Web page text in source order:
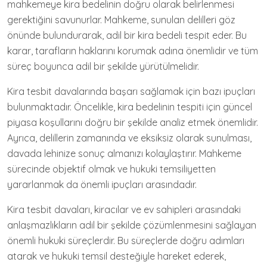
mahkemeye kira bedelinin doğru olarak belirlenmesi
gerektiğini savunurlar. Mahkeme, sunulan delilleri göz
önünde bulundurarak, adil bir kira bedeli tespit eder. Bu
karar, tarafların haklarını korumak adına önemlidir ve tüm
süreç boyunca adil bir şekilde yürütülmelidir.
Kira tesbit davalarında başarı sağlamak için bazı ipuçları
bulunmaktadır. Öncelikle, kira bedelinin tespiti için güncel
piyasa koşullarını doğru bir şekilde analiz etmek önemlidir.
Ayrıca, delillerin zamanında ve eksiksiz olarak sunulması,
davada lehinize sonuç almanızı kolaylaştırır. Mahkeme
sürecinde objektif olmak ve hukuki temsiliyetten
yararlanmak da önemli ipuçları arasındadır.
Kira tesbit davaları, kiracılar ve ev sahipleri arasındaki
anlaşmazlıkların adil bir şekilde çözümlenmesini sağlayan
önemli hukuki süreçlerdir. Bu süreçlerde doğru adımları
atarak ve hukuki temsil desteğiyle hareket ederek,